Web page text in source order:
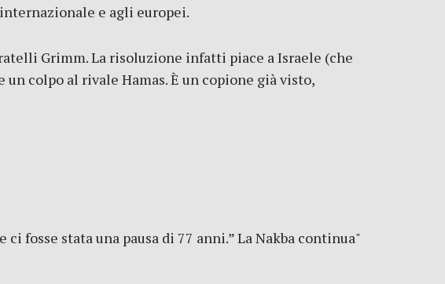
e agli europei.
Grimm. La risoluzione infatti piace a Israele (che
colpo al rivale Hamas. È un copione già visto,
fosse stata una pausa di 77 anni.” La Nakba continua"